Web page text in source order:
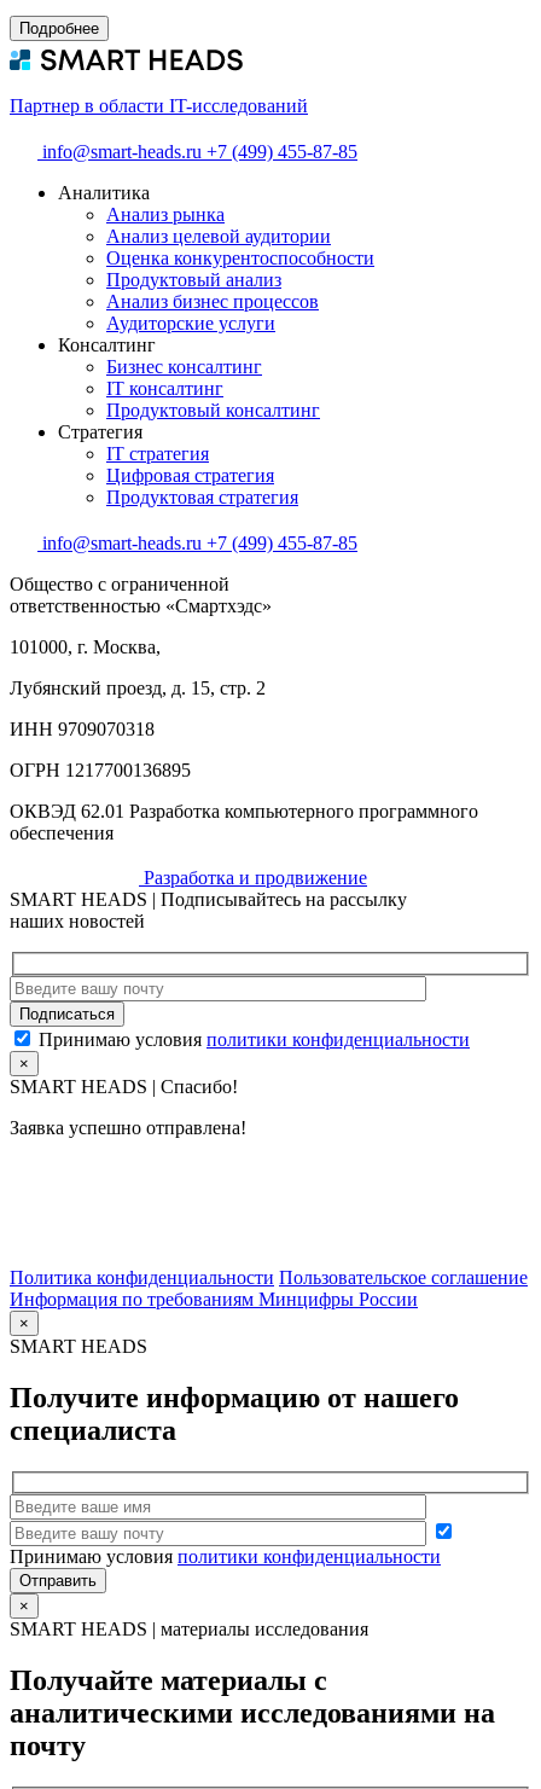
Подробнее
Партнер в области IT-исследований
info@smart-heads.ru +7 (499) 455-87-85
Аналитика
Анализ рынка
Анализ целевой аудитории
Оценка конкурентоспособности
Продуктовый анализ
Анализ бизнес процессов
Аудиторские услуги
Консалтинг
Бизнес консалтинг
IT консалтинг
Продуктовый консалтинг
Стратегия
IT стратегия
Цифровая стратегия
Продуктовая стратегия
info@smart-heads.ru +7 (499) 455-87-85
Общество с ограниченной
ответственностью «Смартхэдс»
101000, г. Москва,
Лубянский проезд, д. 15, стр. 2
ИНН 9709070318
ОГРН 1217700136895
ОКВЭД 62.01 Разработка компьютерного программного
обеспечения
Разработка и продвижение
SMART HEADS | Подписывайтесь на рассылку
наших новостей
Принимаю условия политики конфиденциальности
×
SMART HEADS | Спасибо!
Заявка успешно отправлена!
Политика конфиденциальности Пользовательское соглашение
Информация по требованиям Минцифры России
×
SMART HEADS
Получите информацию от нашего
специалиста
Принимаю условия политики конфиденциальности
×
SMART HEADS | материалы исследования
Получайте материалы с
аналитическими исследованиями на
почту